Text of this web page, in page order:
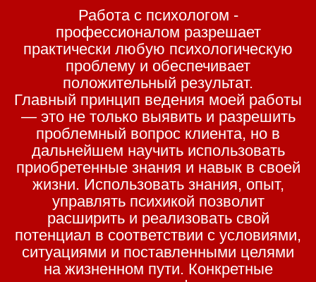
Работа с психологом -
профессионалом разрешает
практически любую психологическую
проблему и обеспечивает
положительный результат.
Главный принцип ведения моей работы
— это не только выявить и разрешить
проблемный вопрос клиента, но в
дальнейшем научить использовать
приобретенные знания и навык в своей
жизни. Использовать знания, опыт,
управлять психикой позволит
расширить и реализовать свой
потенциал в соответствии с условиями,
ситуациями и поставленными целями
на жизненном пути. Конкретные